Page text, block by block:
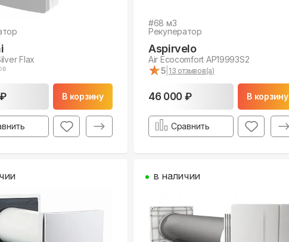
Flax
В корзину
#68 м3
Рекуператор
Aspirvelo
Air Ecocomfort AP19993S2
★
★5 13 отзывов(а)
46 000 ₽ В корзину
Сравнить
в наличии